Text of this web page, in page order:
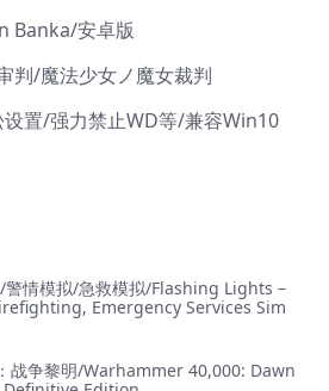
Banka/安卓版
判/魔法少女ノ魔女裁判
置/强力禁止WD等/兼容Win10
警情模拟/急救模拟/Flashing Lights –
Emergency Services Sim
战争黎明/Warhammer 40,000: Dawn